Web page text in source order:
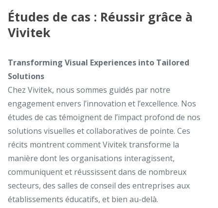
Études de cas : Réussir grâce à
Vivitek
Transforming Visual Experiences into Tailored
Solutions
Chez Vivitek, nous sommes guidés par notre
engagement envers l’innovation et l’excellence. Nos
études de cas témoignent de l’impact profond de nos
solutions visuelles et collaboratives de pointe. Ces
récits montrent comment Vivitek transforme la
manière dont les organisations interagissent,
communiquent et réussissent dans de nombreux
secteurs, des salles de conseil des entreprises aux
établissements éducatifs, et bien au-delà.